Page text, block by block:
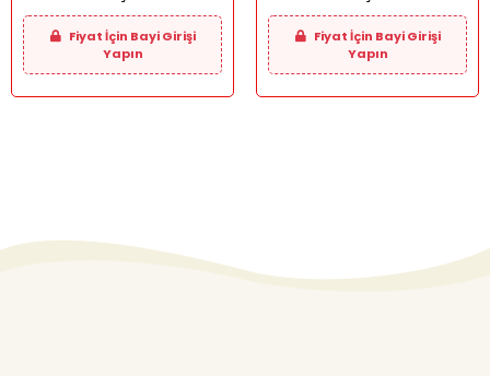
Fiyat İçin Bayi Girişi
Yapın
Fiyat İçin Bayi Girişi
Yapın